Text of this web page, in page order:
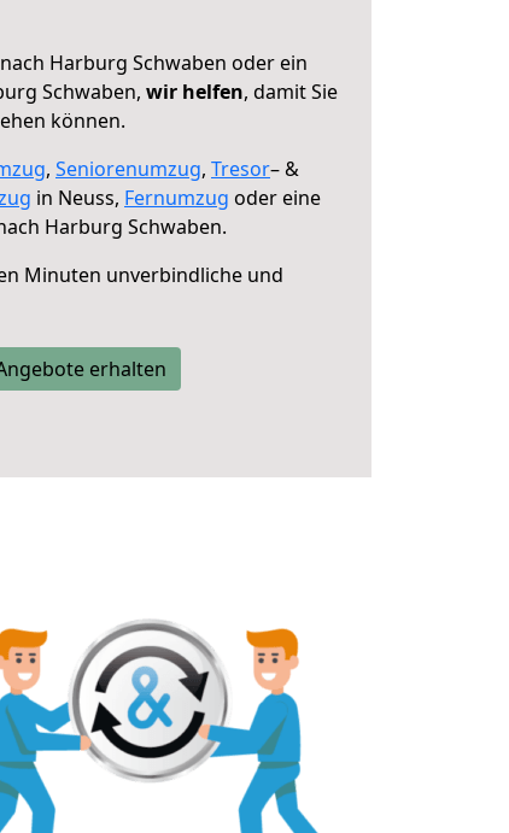
Harburg Schwaben oder ein
Schwaben, wir helfen, damit Sie
können.
, Seniorenumzug, Tresor– &
in Neuss, Fernumzug oder eine
Harburg Schwaben.
Minuten unverbindliche und
erhalten